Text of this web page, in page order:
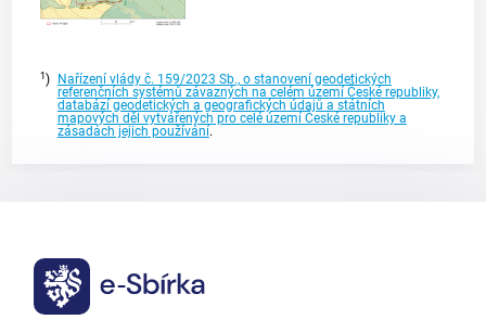
1)
Nařízení vlády č. 159/2023 Sb., o stanovení geodetických
referenčních systémů závazných na celém území České republiky,
databází geodetických a geografických údajů a státních
mapových děl vytvářených pro celé území České republiky a
zásadách jejich používání.